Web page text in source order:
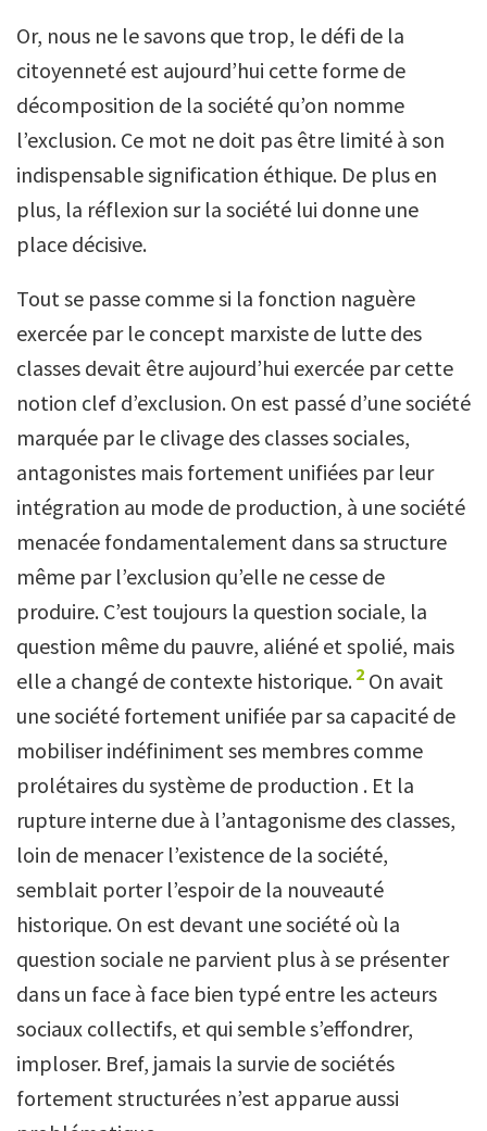
Or, nous ne le savons que trop, le défi de la
citoyenneté est aujourd’hui cette forme de
décomposition de la société qu’on nomme
l’exclusion. Ce mot ne doit pas être limité à son
indispensable signification éthique. De plus en
plus, la réflexion sur la société lui donne une
place décisive.
Tout se passe comme si la fonction naguère
exercée par le concept marxiste de lutte des
classes devait être aujourd’hui exercée par cette
notion clef d’exclusion. On est passé d’une société
marquée par le clivage des classes sociales,
antagonistes mais fortement unifiées par leur
intégration au mode de production, à une société
menacée fondamentalement dans sa structure
même par l’exclusion qu’elle ne cesse de
produire. C’est toujours la question sociale, la
question même du pauvre, aliéné et spolié, mais
elle a changé de contexte historique. 2 On avait
une société fortement unifiée par sa capacité de
mobiliser indéfiniment ses membres comme
prolétaires du système de production . Et la
rupture interne due à l’antagonisme des classes,
loin de menacer l’existence de la société,
semblait porter l’espoir de la nouveauté
historique. On est devant une société où la
question sociale ne parvient plus à se présenter
dans un face à face bien typé entre les acteurs
sociaux collectifs, et qui semble s’effondrer,
imploser. Bref, jamais la survie de sociétés
fortement structurées n’est apparue aussi